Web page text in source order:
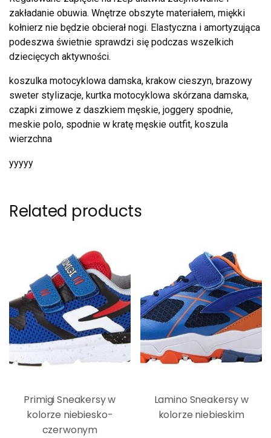
zakładanie obuwia. Wnętrze obszyte materiałem, miękki
kołnierz nie będzie obcierał nogi. Elastyczna i amortyzująca
podeszwa świetnie sprawdzi się podczas wszelkich
dziecięcych aktywności.
koszulka motocyklowa damska, krakow cieszyn, brazowy
sweter stylizacje, kurtka motocyklowa skórzana damska,
czapki zimowe z daszkiem męskie, joggery spodnie,
meskie polo, spodnie w kratę męskie outfit, koszula
wierzchna
yyyyy
Related products
Primigi Sneakersy w
kolorze niebiesko-
czerwonym
Lamino Sneakersy w
kolorze niebieskim